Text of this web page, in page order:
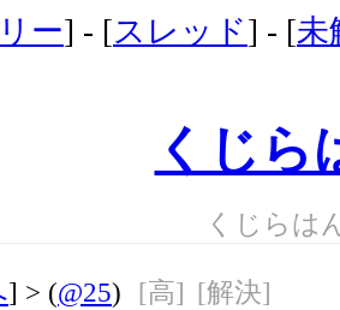
ー] - [スレッド] - [未
くじら
くじらは
] > (@25) [高] [解決]